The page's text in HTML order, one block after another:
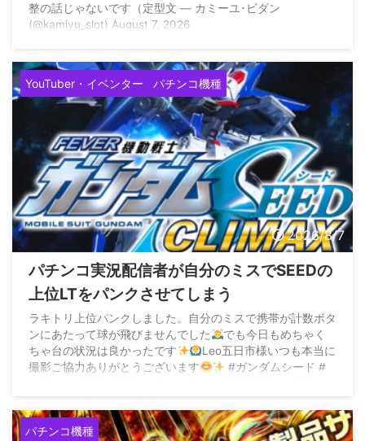
整の話じゃないです（定型文 — カミーユ･ビダン
(@kamiyu_slot) August 7, 2026
YouTuber・イベンター パチンコ機種
2026/8/7
パチンコ実況配信者が自分のミスでSEEDの
上位LTをパンクさせてしまう
ラキトリ上位パンクしました。自分のミスで携帯が計数ボタ
ンにあたって球が飛びませんでした
でも今日もめちゃく
ちゃ台の状況は良かったです
Leo五日市様いつも本当に
撮影ご協力ありがとうございます
#ガンダムシード #
パチンコ機種